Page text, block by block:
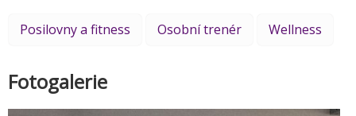
Posilovny a fitness Osobní trenér Wellness
Fotogalerie